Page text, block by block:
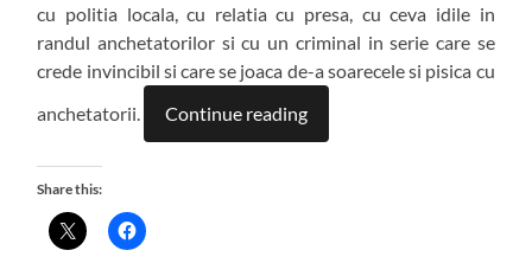
cu politia locala, cu relatia cu presa, cu ceva idile in
randul anchetatorilor si cu un criminal in serie care se
crede invincibil si care se joaca de-a soarecele si pisica cu
anchetatorii.
Continue reading
Share this: